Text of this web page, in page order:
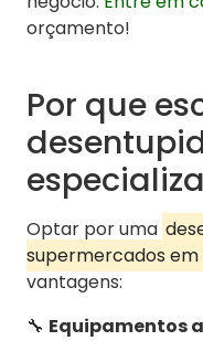
orçamento!
Por que
Optar por uma
supermercados em
vantagens:
🔧 Equipamentos